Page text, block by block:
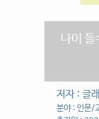
나이 들
저자 : 글
분야 : 인문/